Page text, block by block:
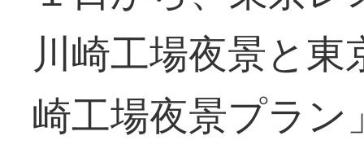
川崎工場夜景と
崎工場夜景プラ